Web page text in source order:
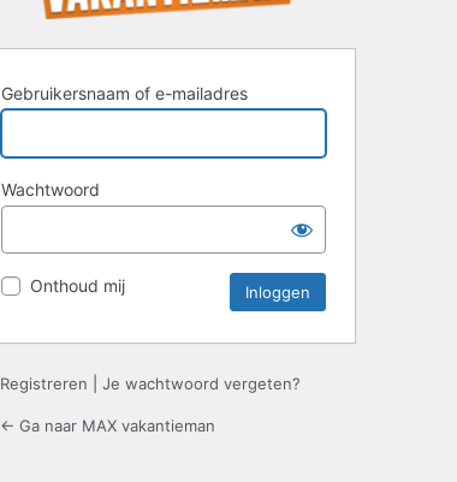
Gebruikersnaam of e-mailadres
Wachtwoord
Onthoud mij
Registreren Je wachtwoord vergeten?
← Ga naar MAX vakantieman